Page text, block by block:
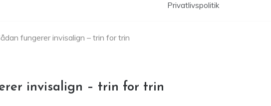
Privatlivspolitik
fungerer invisalign – trin for trin
invisalign – trin for trin